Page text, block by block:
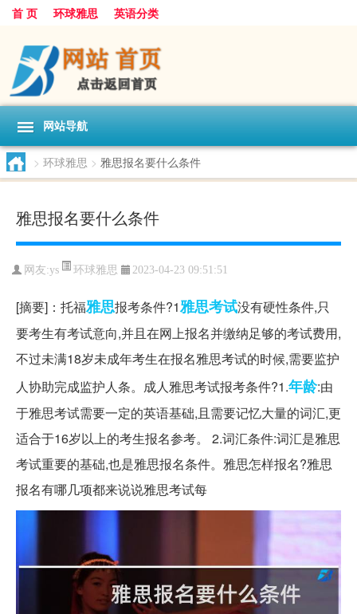
首 页 环球雅思 英语分类
网站导航
> 环球雅思 > 雅思报名要什么条件
雅思报名要什么条件
网友:ys 环球雅思 2023-04-23 09:51:51
[摘要]：托福雅思报考条件?1雅思考试没有硬性条件,只
要考生有考试意向,并且在网上报名并缴纳足够的考试费用,
不过未满18岁未成年考生在报名雅思考试的时候,需要监护
人协助完成监护人条。成人雅思考试报考条件?1.年龄:由
于雅思考试需要一定的英语基础,且需要记忆大量的词汇,更
适合于16岁以上的考生报名参考。 2.词汇条件:词汇是雅思
考试重要的基础,也是雅思报名条件。雅思怎样报名?雅思
报名有哪几项都来说说雅思考试每